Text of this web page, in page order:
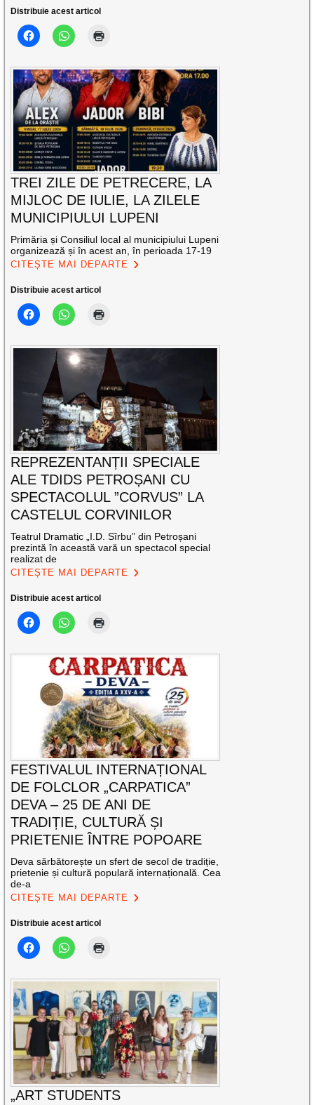
Distribuie acest articol
TREI ZILE DE PETRECERE, LA
MIJLOC DE IULIE, LA ZILELE
MUNICIPIULUI LUPENI
Primăria și Consiliul local al municipiului Lupeni
organizează și în acest an, în perioada 17-19
CITEȘTE MAI DEPARTE
Distribuie acest articol
REPREZENTANȚII SPECIALE
ALE TDIDS PETROȘANI CU
SPECTACOLUL ”CORVUS” LA
CASTELUL CORVINILOR
Teatrul Dramatic „I.D. Sîrbu” din Petroșani
prezintă în această vară un spectacol special
realizat de
CITEȘTE MAI DEPARTE
Distribuie acest articol
FESTIVALUL INTERNAȚIONAL
DE FOLCLOR „CARPATICA”
DEVA – 25 DE ANI DE
TRADIȚIE, CULTURĂ ȘI
PRIETENIE ÎNTRE POPOARE
Deva sărbătorește un sfert de secol de tradiție,
prietenie și cultură populară internațională. Cea
de-a
CITEȘTE MAI DEPARTE
Distribuie acest articol
„ART STUDENTS